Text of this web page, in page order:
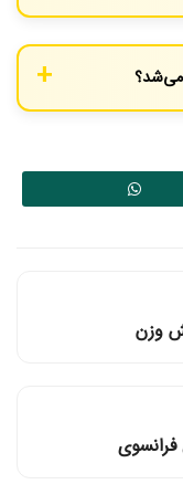
(از
ایجاد نمی‌کند.
می‌شد؟
حفظ ظاهر سنتی،
وزن
فرانسوی